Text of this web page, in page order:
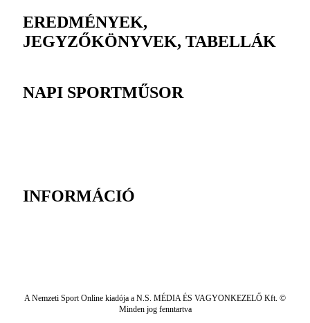
EREDMÉNYEK,
JEGYZŐKÖNYVEK, TABELLÁK
NAPI SPORTMŰSOR
INFORMÁCIÓ
A Nemzeti Sport Online kiadója a N.S. MÉDIA ÉS VAGYONKEZELŐ Kft. ©
Minden jog fenntartva